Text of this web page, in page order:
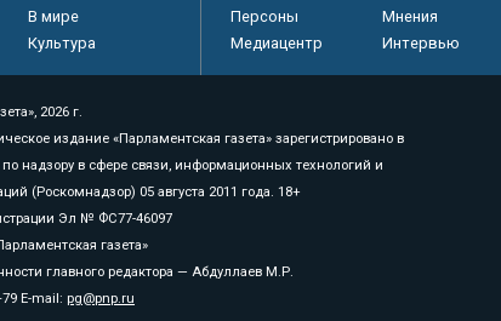
В мире
Культура
Персоны
Мнения
Медиацентр
Интервью
2026 г.
издание «Парламентская газета» зарегистрировано в
надзору в сфере связи, информационных технологий и
(Роскомнадзор) 05 августа 2011 года. 18+
Эл № ФС77-46097
газета»
главного редактора — Абдуллаев М.Р.
E-mail: pg@pnp.ru